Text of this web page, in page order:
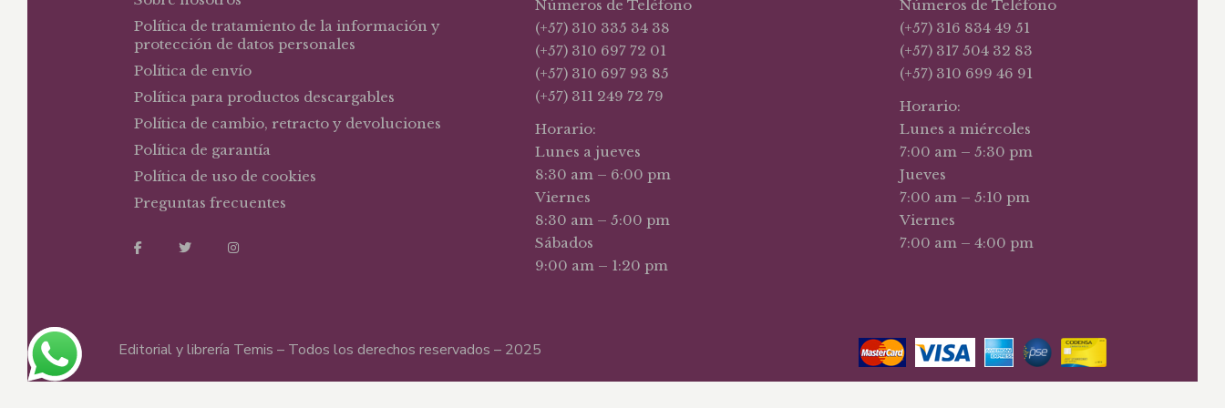
Política de tratamiento de la información y
protección de datos personales
Política de envío
Política para productos descargables
Política de cambio, retracto y devoluciones
Política de garantía
Política de uso de cookies
Preguntas frecuentes
Números de Teléfono
(+57) 310 335 34 38
(+57) 310 697 72 01
(+57) 310 697 93 85
(+57) 311 249 72 79
Horario:
Lunes a jueves
8:30 am – 6:00 pm
Viernes
8:30 am – 5:00 pm
Sábados
9:00 am – 1:20 pm
Números de Teléfono
(+57) 316 834 49 51
(+57) 317 504 32 83
(+57) 310 699 46 91
Horario:
Lunes a miércoles
7:00 am – 5:30 pm
Jueves
7:00 am – 5:10 pm
Viernes
7:00 am – 4:00 pm
Editorial y librería Temis – Todos los derechos reservados – 2025